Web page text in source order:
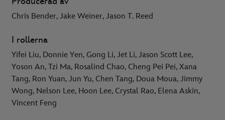
Chris Bender, Jake Weiner, Jason T. Reed
I rollerna
Yifei Liu, Donnie Yen, Gong Li, Jet Li, Jason Scott Lee,
Yoson An, Tzi Ma, Rosalind Chao, Cheng Pei Pei, Xana
Tang, Ron Yuan, Jun Yu, Chen Tang, Doua Moua, Jimmy
Wong, Nelson Lee, Hoon Lee, Crystal Rao, Elena Askin,
Vincent Feng